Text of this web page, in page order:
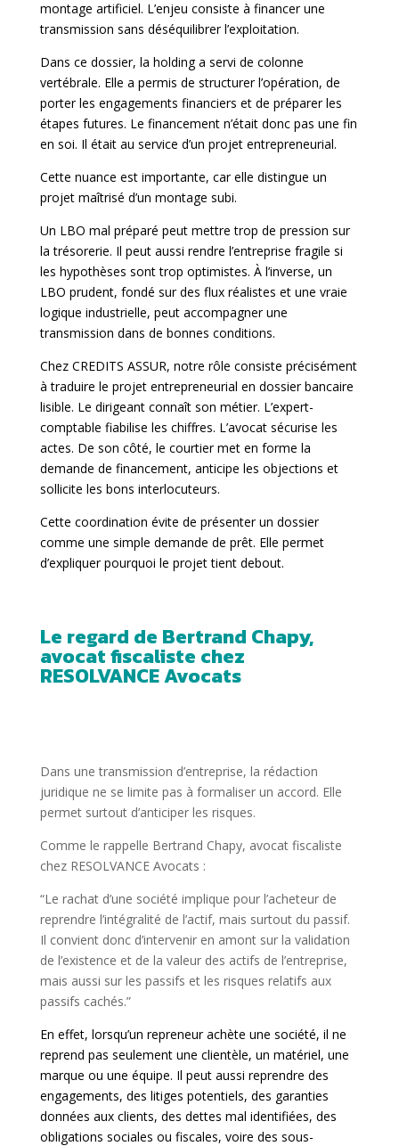
montage artificiel. L’enjeu consiste à financer une
transmission sans déséquilibrer l’exploitation.
Dans ce dossier, la holding a servi de colonne
vertébrale. Elle a permis de structurer l’opération, de
porter les engagements financiers et de préparer les
étapes futures. Le financement n’était donc pas une fin
en soi. Il était au service d’un projet entrepreneurial.
Cette nuance est importante, car elle distingue un
projet maîtrisé d’un montage subi.
Un LBO mal préparé peut mettre trop de pression sur
la trésorerie. Il peut aussi rendre l’entreprise fragile si
les hypothèses sont trop optimistes. À l’inverse, un
LBO prudent, fondé sur des flux réalistes et une vraie
logique industrielle, peut accompagner une
transmission dans de bonnes conditions.
Chez CREDITS ASSUR, notre rôle consiste précisément
à traduire le projet entrepreneurial en dossier bancaire
lisible. Le dirigeant connaît son métier. L’expert-
comptable fiabilise les chiffres. L’avocat sécurise les
actes. De son côté, le courtier met en forme la
demande de financement, anticipe les objections et
sollicite les bons interlocuteurs.
Cette coordination évite de présenter un dossier
comme une simple demande de prêt. Elle permet
d’expliquer pourquoi le projet tient debout.
Le regard de Bertrand Chapy,
avocat fiscaliste chez
RESOLVANCE Avocats
Dans une transmission d’entreprise, la rédaction
juridique ne se limite pas à formaliser un accord. Elle
permet surtout d’anticiper les risques.
Comme le rappelle Bertrand Chapy, avocat fiscaliste
chez RESOLVANCE Avocats :
“Le rachat d’une société implique pour l’acheteur de
reprendre l’intégralité de l’actif, mais surtout du passif.
Il convient donc d’intervenir en amont sur la validation
de l’existence et de la valeur des actifs de l’entreprise,
mais aussi sur les passifs et les risques relatifs aux
passifs cachés.”
En effet, lorsqu’un repreneur achète une société, il ne
reprend pas seulement une clientèle, un matériel, une
marque ou une équipe. Il peut aussi reprendre des
engagements, des litiges potentiels, des garanties
données aux clients, des dettes mal identifiées, des
obligations sociales ou fiscales, voire des sous-